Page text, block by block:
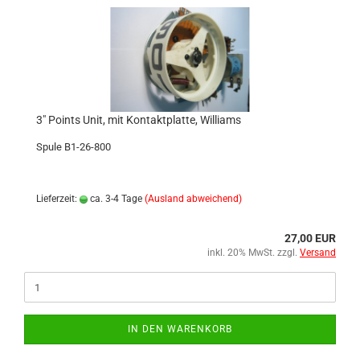
3" Points Unit, mit Kontaktplatte, Williams
Spule B1-26-800
Lieferzeit: ca. 3-4 Tage (Ausland abweichend)
27,00 EUR
inkl. 20% MwSt. zzgl. Versand
IN DEN WARENKORB